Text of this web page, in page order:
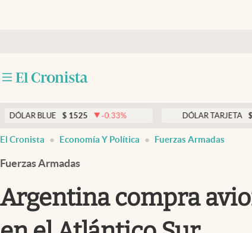
Clima
Mundial 2026
BLUE $ 1525 -0.33 % DÓLAR TARJETA $ 1976
El Cronista Economía Y Política Fuerzas Armadas
Fuerzas Armadas
Argentina compra